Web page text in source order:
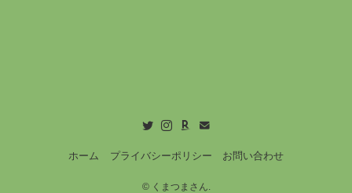
ホーム プライバシーポリシー お問い合わせ
©くまつまさん.